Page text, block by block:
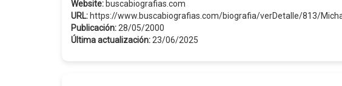
Website: buscabiografias.com
URL: https://www.buscabiografias.com/biografia/verDetalle/813/
Publicación: 28/05/2000
Última actualización: 23/06/2025